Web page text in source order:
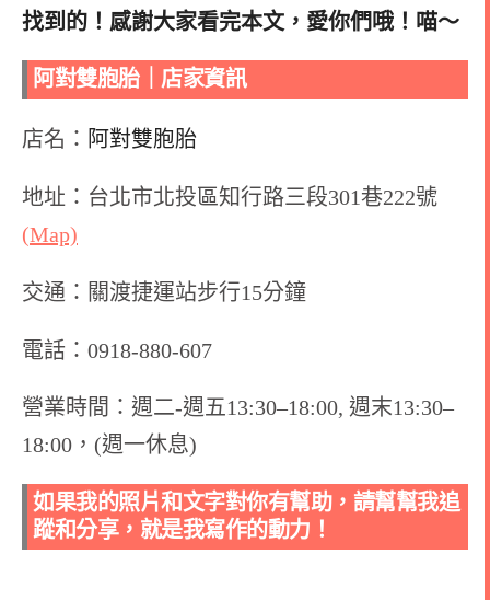
找到的！感謝大家看完本文，愛你們哦！喵～
阿對雙胞胎｜店家資訊
店名： 阿對雙胞胎
地址：台北市北投區知行路三段301巷222號
(Map)
交通：關渡捷運站步行15分鐘
電話：0918-880-607
營業時間：週二-週五13:30–18:00, 週末13:30–
18:00，(週一休息)
如果我的照片和文字對你有幫助，請幫幫我追
蹤和分享，就是我寫作的動力！